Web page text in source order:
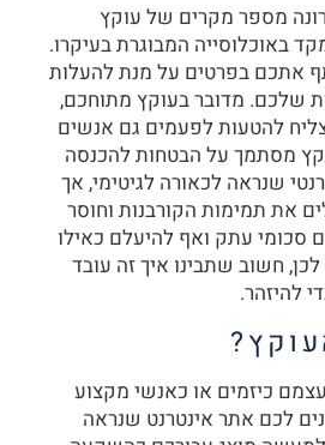
מספר מקרים של עוקץ
באוכלוסייה המבוגרת בעיקרו.
אתכם בפרטים על מנת להעלות
שלכם. מדובר בעוקץ מתוחכם,
להטעות לפעמים גם אנשים
מסתמך על הבטחות להכנסה
שנראה לכאורה לגיטימי, אך
את תמימות הקורבנות וחוסר
סכומי עתק ואף להיעלם כאילו
חשוב שתבינו איך זה עובד
להיזהר.
כיזמים או כאנשי מקצוע
לכם אתר אינטרנט שנראה